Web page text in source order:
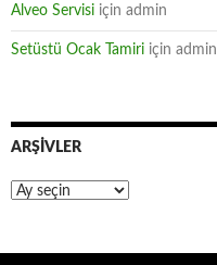
Alveo Servisi için admin
Setüstü Ocak Tamiri için admin
ARŞIVLER
Arşivler